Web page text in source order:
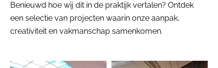
Benieuwd hoe wij dit in de praktijk vertalen? Ontdek
een selectie van projecten waarin onze aanpak,
creativiteit en vakmanschap samenkomen.